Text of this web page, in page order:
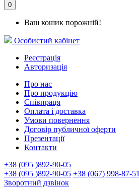
0
Ваш кошик порожній!
Особистий кабінет
Реєстрація
Авторизація
Про нас
Про продукцію
Співпраця
Оплата і доставка
Умови повернення
Договір публичної оферти
Презентації
Контакти
+38 (095 )892-90-05
+38 (095 )892-90-05 +38 (067) 998-87-51
Зворотний дзвінок